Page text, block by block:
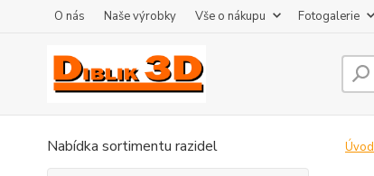
O nás Naše výrobky Vše o nákupu Fotogalerie
Nabídka sortimentu razidel Úvod